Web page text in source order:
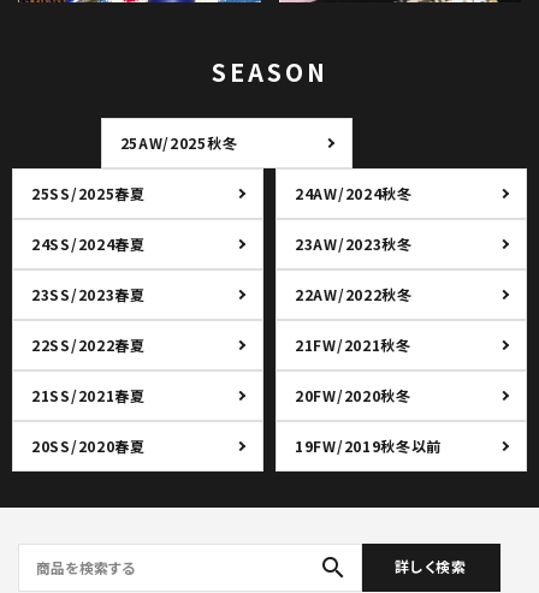
SEASON
25AW/2025秋冬
25SS/2025春夏 24AW/2024秋冬
24SS/2024春夏 23AW/2023秋冬
23SS/2023春夏 22AW/2022秋冬
22SS/2022春夏 21FW/2021秋冬
21SS/2021春夏 20FW/2020秋冬
20SS/2020春夏 19FW/2019秋冬以前
search 詳しく検索